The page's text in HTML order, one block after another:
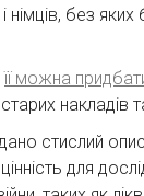
і німців, без
її можна
старих
стислий
для